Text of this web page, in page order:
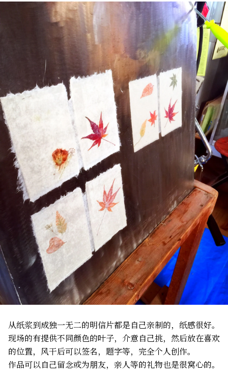
从纸浆到成独一无二的明信片都是自己亲制的，纸感很好。
现场的有提供不同颜色的叶子，介意自己挑，然后放在喜欢
的位置，风干后可以签名，题字等，完全个人创作。
作品可以自己留念或为朋友，亲人等的礼物也是很窝心的。